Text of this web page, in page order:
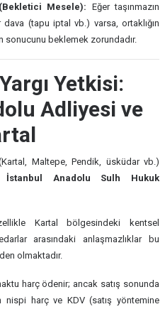
Mesele): Eğer taşınmazın
(tapu iptal vb.) varsa, ortaklığın
sonucunu beklemek zorundadır.
Yetkisi:
Adliyesi ve
Maltepe, Pendik, üsküdar vb.)
İstanbul Anadolu Sulh Hukuk
Kartal bölgesindeki kentsel
arasındaki anlaşmazlıklar bu
olmaktadır.
harç ödenir; ancak satış sonunda
nispi harç ve KDV (satış yöntemine